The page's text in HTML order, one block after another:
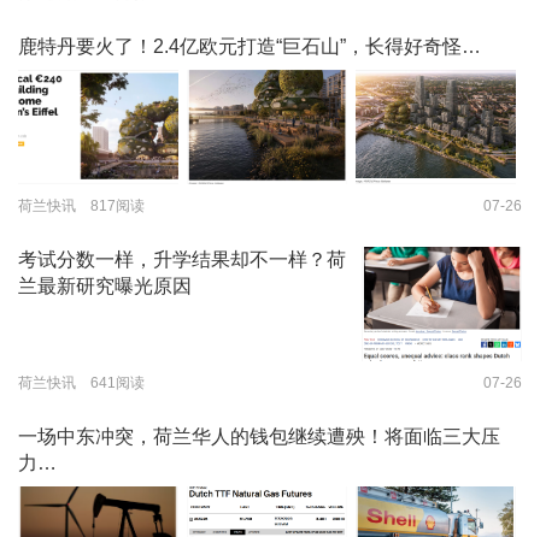
鹿特丹要火了！2.4亿欧元打造“巨石山”，长得好奇怪…
荷兰快讯 817阅读 07-26
考试分数一样，升学结果却不一样？荷
兰最新研究曝光原因
荷兰快讯 641阅读 07-26
一场中东冲突，荷兰华人的钱包继续遭殃！将面临三大压
力…